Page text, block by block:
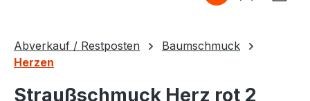
Abverkauf / Restposten
Baumschmuck
Herzen
Straußschmuck Herz rot 2